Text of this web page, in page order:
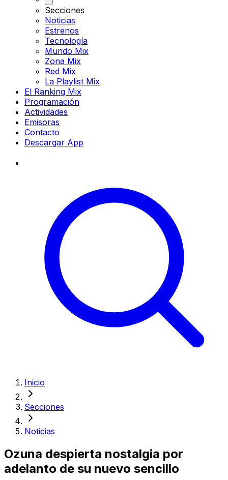
Secciones
Noticias
Estrenos
Tecnología
Mundo Mix
Zona Mix
Red Mix
La Playlist Mix
El Ranking Mix
Programación
Actividades
Emisoras
Contacto
Descargar App
Inicio
Secciones
Noticias
Ozuna despierta nostalgia por
adelanto de su nuevo sencillo